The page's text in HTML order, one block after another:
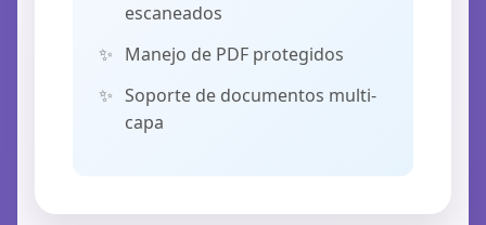
escaneados
Manejo de PDF protegidos
Soporte de documentos multi-
capa